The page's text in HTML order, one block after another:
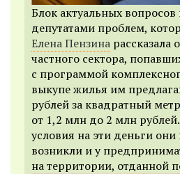
Блок актуальных
депутатами проблем,
Елена Пензина
частного сектора,
с программой
выкупе жилья им
рублей за квадратный
от 1,2 млн до 2 млн
условия на эти деньги
возникли и у
на территории, отданной